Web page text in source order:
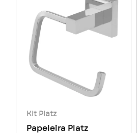
Kit Platz
Papeleira Platz